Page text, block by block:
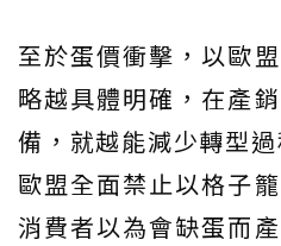
至於蛋價衝擊，以歐
略越具體明確，在產
備，就越能減少轉型
歐盟全面禁止以格子
消費者以為會缺蛋而